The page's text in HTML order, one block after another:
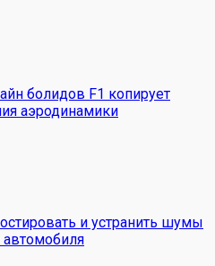
болидов F1 копирует
аэродинамики
и устранить шумы
автомобиля